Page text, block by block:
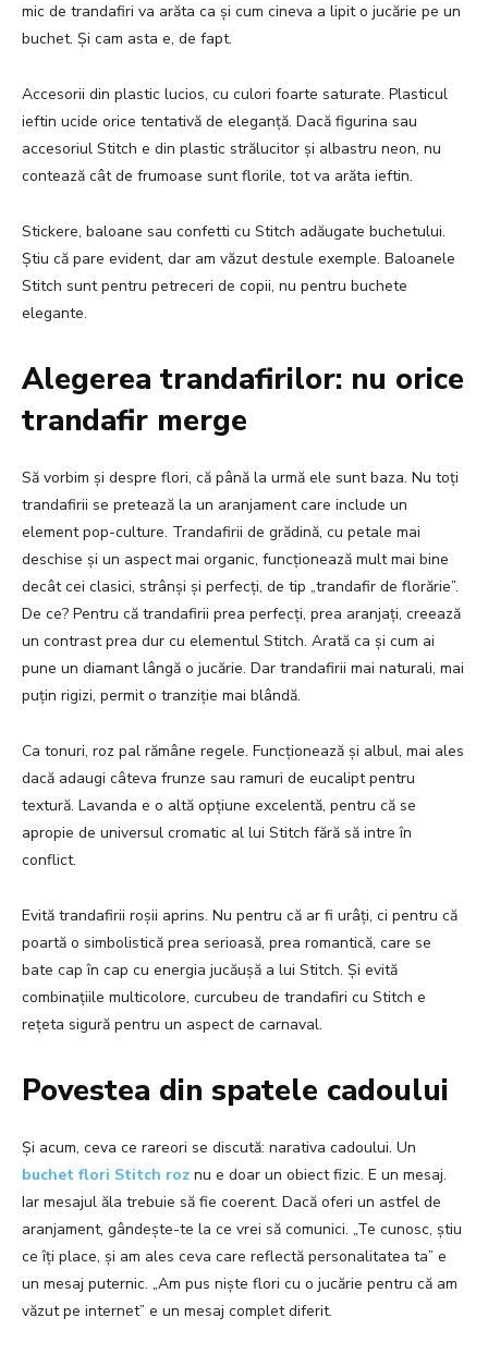
mic de trandafiri va arăta ca și cum cineva a lipit o jucărie pe un
buchet. Și cam asta e, de fapt.
Accesorii din plastic lucios, cu culori foarte saturate. Plasticul
ieftin ucide orice tentativă de eleganță. Dacă figurina sau
accesoriul Stitch e din plastic strălucitor și albastru neon, nu
contează cât de frumoase sunt florile, tot va arăta ieftin.
Stickere, baloane sau confetti cu Stitch adăugate buchetului.
Știu că pare evident, dar am văzut destule exemple. Baloanele
Stitch sunt pentru petreceri de copii, nu pentru buchete
elegante.
Alegerea trandafirilor: nu orice
trandafir merge
Să vorbim și despre flori, că până la urmă ele sunt baza. Nu toți
trandafirii se pretează la un aranjament care include un
element pop-culture. Trandafirii de grădină, cu petale mai
deschise și un aspect mai organic, funcționează mult mai bine
decât cei clasici, strânși și perfecți, de tip „trandafir de florărie”.
De ce? Pentru că trandafirii prea perfecți, prea aranjați, creează
un contrast prea dur cu elementul Stitch. Arată ca și cum ai
pune un diamant lângă o jucărie. Dar trandafirii mai naturali, mai
puțin rigizi, permit o tranziție mai blândă.
Ca tonuri, roz pal rămâne regele. Funcționează și albul, mai ales
dacă adaugi câteva frunze sau ramuri de eucalipt pentru
textură. Lavanda e o altă opțiune excelentă, pentru că se
apropie de universul cromatic al lui Stitch fără să intre în
conflict.
Evită trandafirii roșii aprins. Nu pentru că ar fi urâți, ci pentru că
poartă o simbolistică prea serioasă, prea romantică, care se
bate cap în cap cu energia jucăușă a lui Stitch. Și evită
combinațiile multicolore, curcubeu de trandafiri cu Stitch e
rețeta sigură pentru un aspect de carnaval.
Povestea din spatele cadoului
Și acum, ceva ce rareori se discută: narativa cadoului. Un
buchet flori Stitch roz nu e doar un obiect fizic. E un mesaj.
Iar mesajul ăla trebuie să fie coerent. Dacă oferi un astfel de
aranjament, gândește-te la ce vrei să comunici. „Te cunosc, știu
ce îți place, și am ales ceva care reflectă personalitatea ta” e
un mesaj puternic. „Am pus niște flori cu o jucărie pentru că am
văzut pe internet” e un mesaj complet diferit.